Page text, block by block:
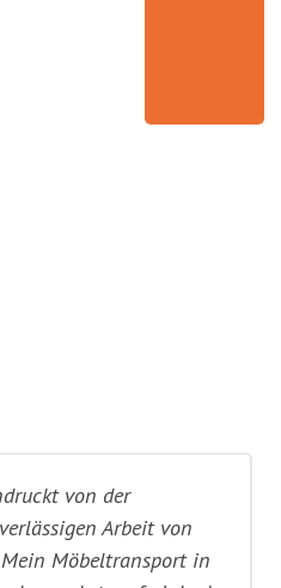
von der
Arbeit von
Möbeltransport in